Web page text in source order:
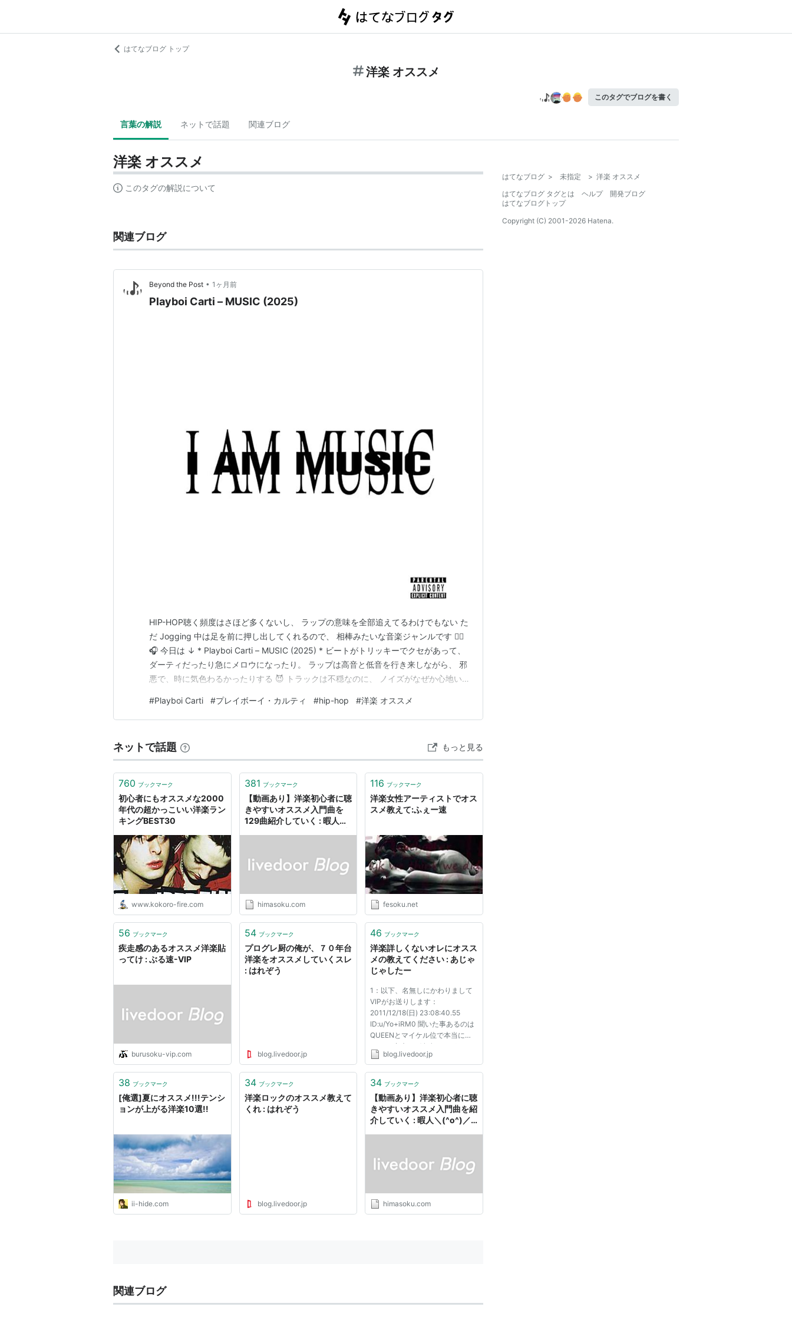
はてなブログ トップ
洋楽 オススメ
このタグでブログを書く
言葉の解説 ネットで話題 関連ブログ
洋楽 オススメ
このタグの解説について
関連ブログ
Beyond the Post • 1ヶ月前
Playboi Carti – MUSIC (2025)
HIP-HOP聴く頻度はさほど多くないし、 ラップの意味を全部追えてるわけでもない た
だ Jogging 中は足を前に押し出してくれるので、 相棒みたいな音楽ジャンルです 🏃‍♂️
🎧 今日は ↓ * Playboi Carti – MUSIC (2025) * ビートがトリッキーでクセがあって、
ダーティだったり急にメロウになったり。 ラップは高音と低音を行き来しながら、 邪
悪で、時に気色わるかったりする 😈 トラックは不穏なのに、 ノイズがなぜか心地いい
が快楽に変わっていく🔥 曲の構成とかじゃなくて感覚的な…
#Playboi Carti #プレイボーイ・カルティ #hip-hop #洋楽 オススメ
ネットで話題 もっと見る
760 ブックマーク
初心者にもオススメな2000
年代の超かっこいい洋楽ラン
キングBEST30
www.kokoro-fire.com
381 ブックマーク
【動画あり】洋楽初心者に聴
きやすいオススメ入門曲を
129曲紹介していく : 暇人＼
himasoku.com
116 ブックマーク
洋楽女性アーティストでオス
スメ教えて:ふぇー速
fesoku.net
56 ブックマーク
疾走感のあるオススメ洋楽貼
ってけ : ぶる速-VIP
burusoku-vip.com
54 ブックマーク
プログレ厨の俺が、７０年台
洋楽をオススメしていくスレ
: はれぞう
blog.livedoor.jp
46 ブックマーク
洋楽詳しくないオレにオスス
メの教えてください : あじゃ
じゃしたー
1：以下、名無しにかわりまして
VIPがお送りします：
2011/12/18(日) 23:08:40.55
ID:u/Yo+iRM0 聞いた事あるのは
QUEENとマイケル位で本当にわ
からん 出来れば有名なのがいい
です 本当に洋楽のよの字も分か
さい 以下、名無しにかわりまし
2011/12/18(日) 23:09:49.05 I...
blog.livedoor.jp
38 ブックマーク
[俺選]夏にオススメ!!!テンシ
ョンが上がる洋楽10選!!
ii-hide.com
34 ブックマーク
洋楽ロックのオススメ教えて
くれ : はれぞう
blog.livedoor.jp
34 ブックマーク
【動画あり】洋楽初心者に聴
きやすいオススメ入門曲を紹
介していく : 暇人＼(^o^)／
himasoku.com
関連ブログ
はてなブログ > 未指定 > 洋楽 オススメ
はてなブログ タグとは
ヘルプ
開発ブログ
はてなブログトップ
Copyright (C) 2001-2026 Hatena.